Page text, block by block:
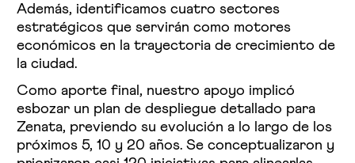
Además, identificamos cuatro sectores
estratégicos que servirán como motores
económicos en la trayectoria de crecimiento de
la ciudad.
Como aporte final, nuestro apoyo implicó
esbozar un plan de despliegue detallado para
Zenata, previendo su evolución a lo largo de los
próximos 5, 10 y 20 años. Se conceptualizaron y